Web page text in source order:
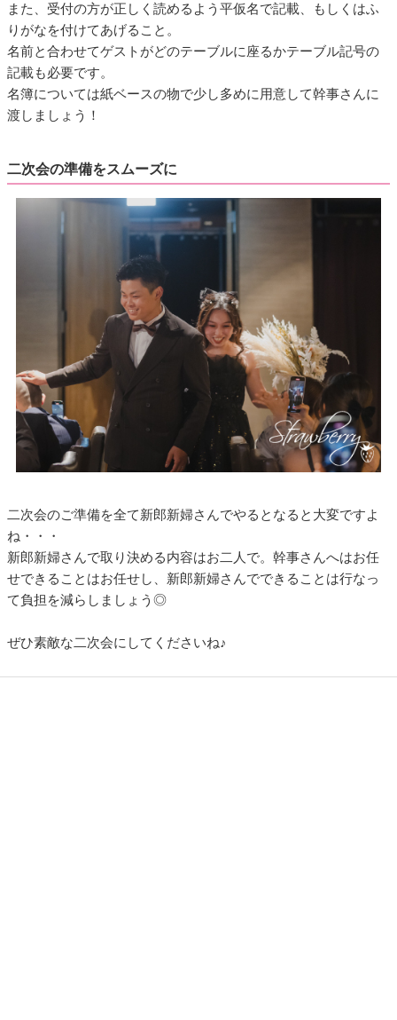
また、受付の方が正しく読めるよう平仮名で記載、もしくはふ
りがなを付けてあげること。
名前と合わせてゲストがどのテーブルに座るかテーブル記号の
記載も必要です。
名簿については紙ベースの物で少し多めに用意して幹事さんに
渡しましょう！
二次会の準備をスムーズに
二次会のご準備を全て新郎新婦さんでやるとなると大変ですよ
ね・・・
新郎新婦さんで取り決める内容はお二人で。幹事さんへはお任
せできることはお任せし、新郎新婦さんでできることは行なっ
て負担を減らしましょう◎
ぜひ素敵な二次会にしてくださいね♪